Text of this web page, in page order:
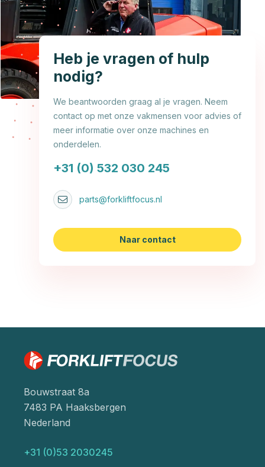
Heb je vragen of hulp
nodig?
We beantwoorden graag al je vragen. Neem
contact op met onze vakmensen voor advies of
meer informatie over onze machines en
onderdelen.
+31 (0) 532 030 245
parts@forkliftfocus.nl
Naar contact
Bouwstraat 8a
7483 PA Haaksbergen
Nederland
+31 (0)53 2030245